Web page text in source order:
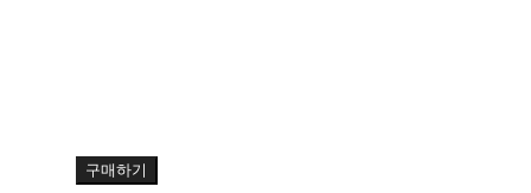
구매하기